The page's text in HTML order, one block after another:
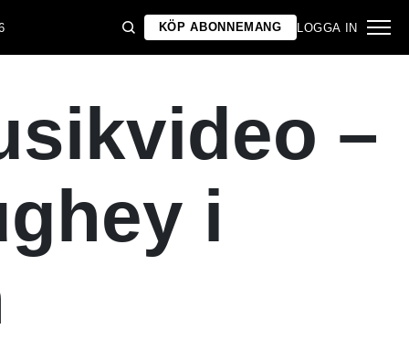
KÖP ABONNEMANG LOGGA IN
–
i